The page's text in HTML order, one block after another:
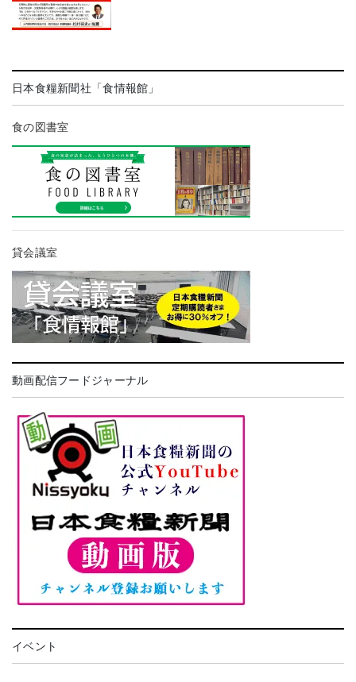
日本食糧新聞社「食情報館」
食の図書室
貸会議室
動画配信フードジャーナル
イベント